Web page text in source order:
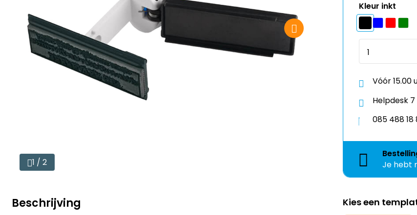
1 / 2
Beschrijving
Kleur inkt
Vóór
Helpdesk
085 488
Je hebt
Kies een